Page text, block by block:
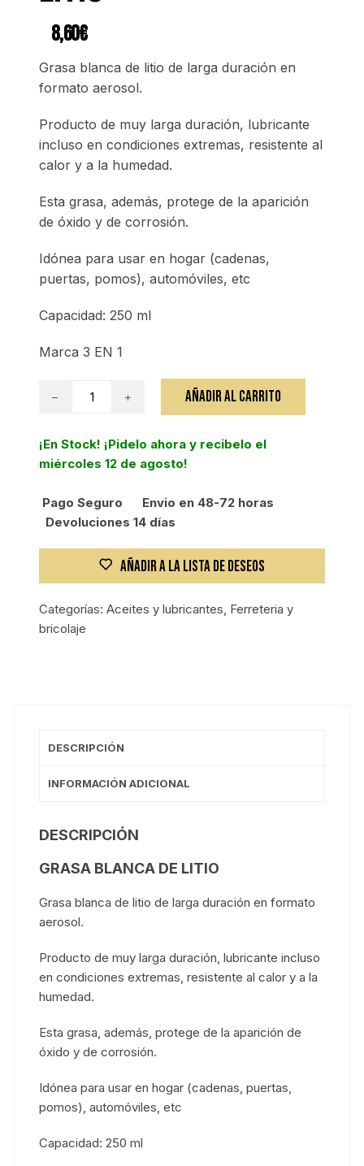
8,60€
Grasa blanca de litio de larga duración en
formato aerosol.
Producto de muy larga duración, lubricante
incluso en condiciones extremas, resistente al
calor y a la humedad.
Esta grasa, además, protege de la aparición
de óxido y de corrosión.
Idónea para usar en hogar (cadenas,
puertas, pomos), automóviles, etc
Capacidad: 250 ml
Marca 3 EN 1
Grasa
litio
cantidad
AÑADIR AL CARRITO
¡En Stock! ¡Pidelo ahora y recibelo el
miércoles 12 de agosto!
Pago Seguro
Envio en 48-72 horas
Devoluciones 14 días
AÑADIR A LA LISTA DE DESEOS
Categorías:Aceites y lubricantes, Ferreteria y
bricolaje
DESCRIPCIÓN
INFORMACIÓN ADICIONAL
DESCRIPCIÓN
GRASA BLANCA DE LITIO
Grasa blanca de litio de larga duración en formato
aerosol.
Producto de muy larga duración, lubricante incluso
en condiciones extremas, resistente al calor y a la
humedad.
Esta grasa, además, protege de la aparición de
óxido y de corrosión.
Idónea para usar en hogar (cadenas, puertas,
pomos), automóviles, etc
Capacidad: 250 ml